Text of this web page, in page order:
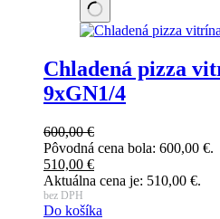
Chladená pizza
9xGN1/4
600,00€
Pôvodná cena bola: 600,00 €.
510,00 €
Aktuálna cena je: 510,00 €.
bez DPH
Do košíka